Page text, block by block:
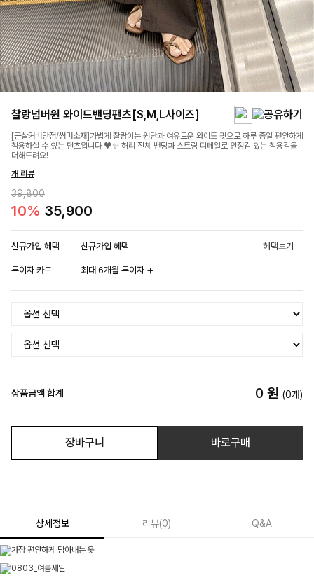
찰랑넘버원 와이드밴딩팬츠[S,M,L사이즈]
[군살커버만점/썸머소재]가볍게 찰랑이는 원단과 여유로운 와이드 핏으로 하루 종일 편안하게
착용하실 수 있는 팬츠입니다 🖤✨ 허리 전체 밴딩과 스트링 디테일로 안정감 있는 착용감을
더해드려요!
개 리뷰
39,800
10% 35,900
신규가입 혜택 신규가입 혜택 혜택보기
무이자 카드 최대 6개월 무이자
상품금액 합계 0 원 (0개)
장바구니 바로구매
상세정보 리뷰(0) Q&A